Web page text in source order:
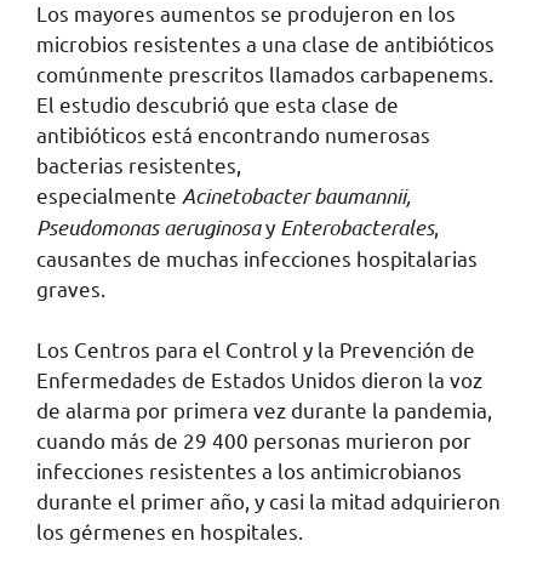
Los mayores aumentos se produjeron en los
microbios resistentes a una clase de antibióticos
comúnmente prescritos llamados carbapenems.
El estudio descubrió que esta clase de
antibióticos está encontrando numerosas
bacterias resistentes,
especialmente Acinetobacter baumannii,
Pseudomonas aeruginosay Enterobacterales,
causantes de muchas infecciones hospitalarias
graves.
Los Centros para el Control y la Prevención de
Enfermedades de Estados Unidos dieron la voz
de alarma por primera vez durante la pandemia,
cuando más de 29 400 personas murieron por
infecciones resistentes a los antimicrobianos
durante el primer año, y casi la mitad adquirieron
los gérmenes en hospitales.